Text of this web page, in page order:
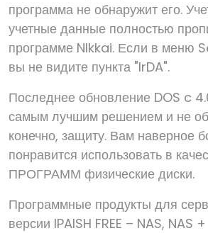
программа не обнаружит его.
учетные данные полностью
программе NIkkai. Если в меню
вы не видите пункта "IrDA".
Последнее обновление DOS c
самым лучшим решением и не
конечно, защиту. Вам наверное
понравится использовать в
ПРОГРАММ физические диски.
Программные продукты для
версии IPAISH FREE – NAS, NAS